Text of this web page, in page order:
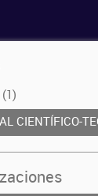
(1)
CIENTÍFICO-